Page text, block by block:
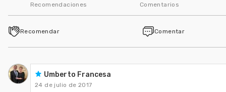
Recomendaciones Comentarios
Recomendar Comentar
Umberto Francesa
24 de julio de 2017